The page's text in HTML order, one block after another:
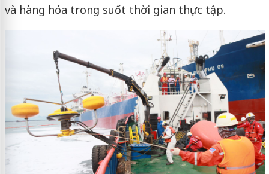
và hàng hóa trong suốt thời gian thực tập.